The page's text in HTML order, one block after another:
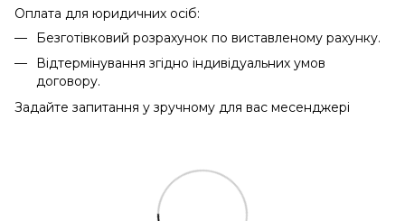
Оплата для юридичних осіб:
Безготівковий розрахунок по виставленому рахунку.
Відтермінування згідно індивідуальних умов
договору.
Задайте запитання у зручному для вас месенджері